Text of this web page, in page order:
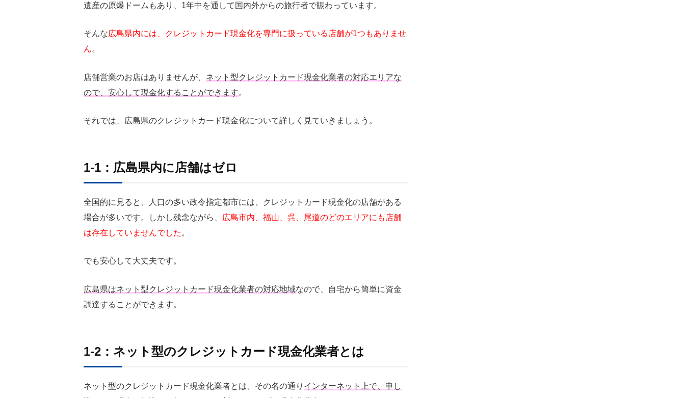
遺産の原爆ドームもあり、1年中を通して国内外からの旅行者で賑わっています。
そんな広島県内には、クレジットカード現金化を専門に扱っている店舗が1つもありませ
ん。
店舗営業のお店はありませんが、 ネット型クレジットカード現金化業者の対応エリアな
ので、安心して現金化することができます。
それでは、広島県のクレジットカード現金化について詳しく見ていきましょう。
1-1：広島県内に店舗はゼロ
全国的に見ると、人口の多い政令指定都市には、クレジットカード現金化の店舗がある
場合が多いです。しかし残念ながら、
広島市内、福山、呉、尾道のどのエリアにも店舗
は存在していませんでした 。
でも安心して大丈夫です。
広島県はネット型クレジットカード現金化業者の対応地域なので、自宅から簡単に資金
調達することができます。
1-2：ネット型のクレジットカード現金化業者とは
ネット型のクレジットカード現金化業者とは、その名の通り インターネット上で、申し